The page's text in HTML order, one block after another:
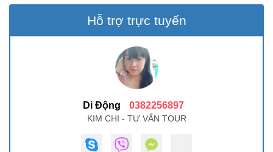
Hỗ trợ trực tuyến
Di Động 0382256897
KIM CHI - TƯ VẤN TOUR